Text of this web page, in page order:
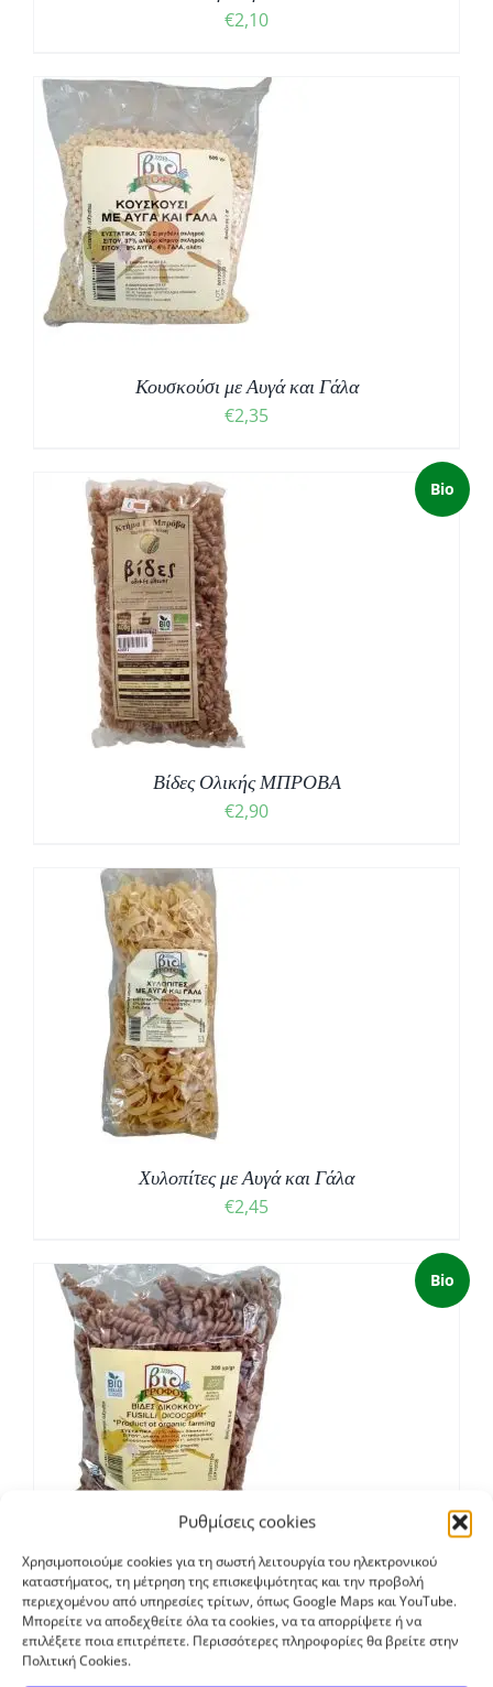
Ρυθμίσεις cookies
Χρησιμοποιούμε cookies για τη σωστή λειτουργία του ηλεκτρονικού
καταστήματος, τη μέτρηση της επισκεψιμότητας και την προβολή
περιεχομένου από υπηρεσίες τρίτων, όπως Google Maps και YouTube.
Μπορείτε να αποδεχθείτε όλα τα cookies, να τα απορρίψετε ή να
επιλέξετε ποια επιτρέπετε. Περισσότερες πληροφορίες θα βρείτε στην
Πολιτική Cookies.
€2,10
Κουσκούσι με Αυγά και Γάλα
€2,35
Bio
Βίδες Ολικής ΜΠΡΟΒΑ
€2,90
Χυλοπίτες με Αυγά και Γάλα
€2,45
Bio
Βίδες Δίκοκκο
€2,85